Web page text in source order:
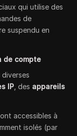
qui utilise des
de
suspendu en
de compte
IP , des appareils
accessibles à
isolés (par